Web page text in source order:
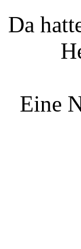
Da
Eine